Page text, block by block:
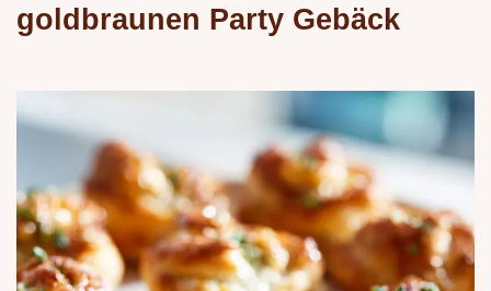
goldbraunen Party Gebäck